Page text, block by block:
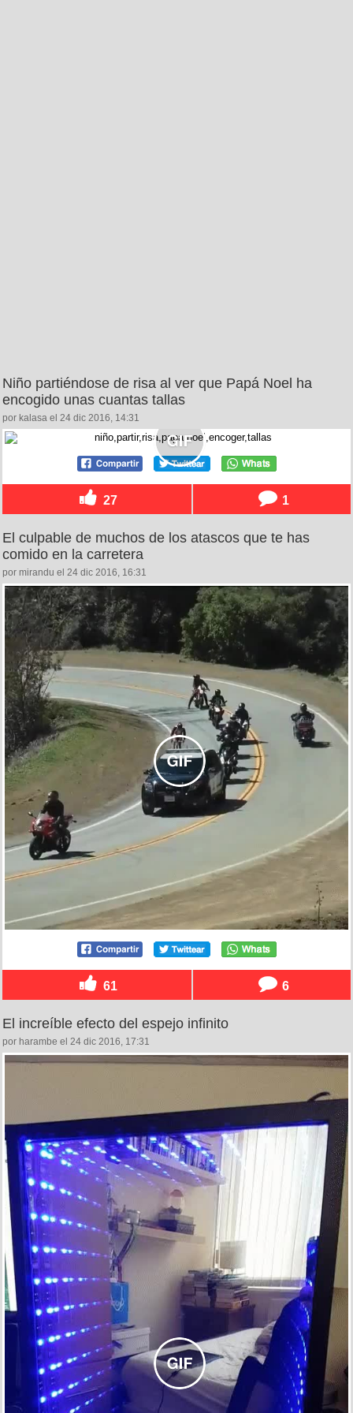
Niño partiéndose de risa al ver que Papá Noel ha
encogido unas cuantas tallas
por kalasa el 24 dic 2016, 14:31
27 1
El culpable de muchos de los atascos que te has
comido en la carretera
por mirandu el 24 dic 2016, 16:31
61 6
El increíble efecto del espejo infinito
por harambe el 24 dic 2016, 17:31